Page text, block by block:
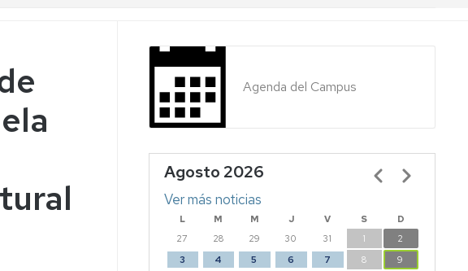
Agenda del Campus
Agosto 2026
L M M J V S
D
27
28 29 30 31 1
2
3
4 5 6 7 8
9
Paginación
Ver más noticias